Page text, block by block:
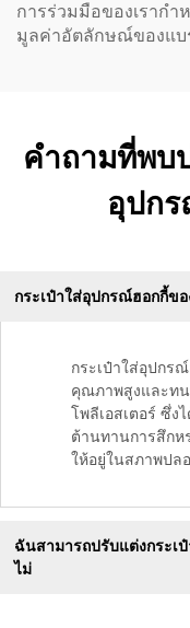
การร่วมมือของเรากำ
มูลค่าอัตลักษณ์ของแบ
คำถามที่พบ
อุปกร
กระเป๋าใส่อุปกรณ์ฮอกกี้ข
กระเป๋าใส่อุปกร
คุณภาพสูงและท
โพลีเอสเตอร์ ซึ่ง
ต้านทานการสึก
ให้อยู่ในสภาพปล
ฉันสามารถปรับแต่งกระเ
ไม่